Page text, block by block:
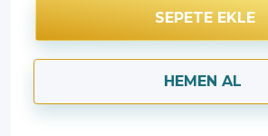
SEPETE EKLE
HEMEN AL